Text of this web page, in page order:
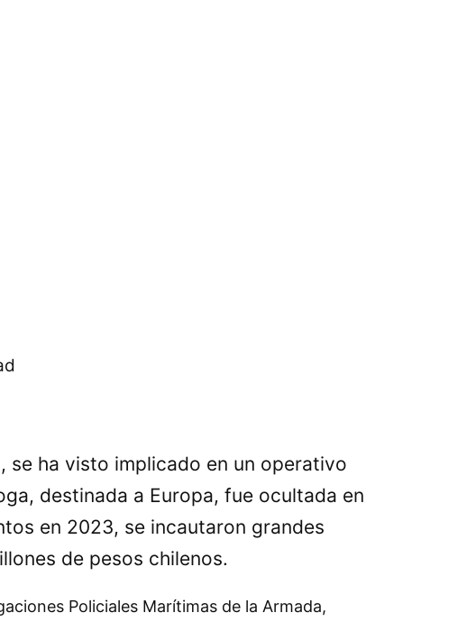
se ha visto implicado en un operativo
destinada a Europa, fue ocultada en
en 2023, se incautaron grandes
de pesos chilenos.
Policiales Marítimas de la Armada,